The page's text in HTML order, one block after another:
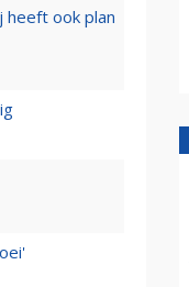
heeft ook plan